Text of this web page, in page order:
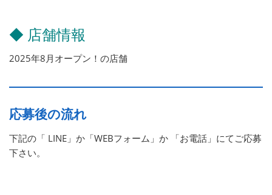
◆ 店舗情報
2025年8月オープン！の店舗
応募後の流れ
下記の「 LINE」か「WEBフォーム」か 「お電話」にてご応募
下さい。